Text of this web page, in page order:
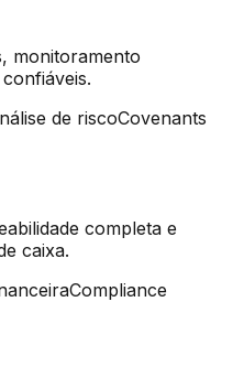
monitoramento
de riscoCovenants
completa e
caixa.
Compliance